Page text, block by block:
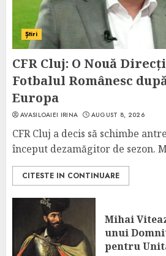
Știri
CFR Cluj: O Nouă
Fotbalul Românesc
Europa
AVASILOAIEI IRINA AUGUST 8, 2026
CFR Cluj a decis să schimbe
început dezamăgitor de sezon.
CITESTE IN CONTINUARE
Mihai
unui
pentru